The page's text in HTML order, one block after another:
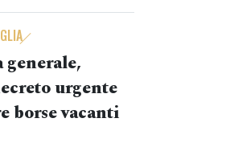
urgente
borse vacanti